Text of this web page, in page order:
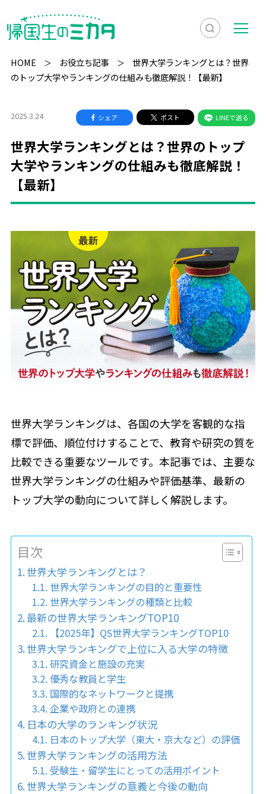
検
索
を
示
メ
ニ
HOME お役立ち記事
世界大学ランキングとは？世界
のトップ大学やランキングの仕組みも徹底解説！【最新】
2025.3.24 シェア ポスト LINEで送る
世界大学ランキングとは？世界のトップ
大学やランキングの仕組みも徹底解説！
【最新】
世界大学ランキングは、各国の大学を客観的な指
標で評価、順位付けすることで、教育や研究の質を
比較できる重要なツールです。本記事では、主要な
世界大学ランキングの仕組みや評価基準、最新の
トップ大学の動向について詳しく解説します。
目次
世界大学ランキングとは？
世界大学ランキングの目的と重要性
世界大学ランキングの種類と比較
最新の世界大学ランキングTOP10
【2025年】QS世界大学ランキングTOP10
世界大学ランキングで上位に入る大学の特徴
研究資金と施設の充実
優秀な教員と学生
国際的なネットワークと提携
企業や政府との連携
日本の大学のランキング状況
日本のトップ大学（東大・京大など）の評価
世界大学ランキングの活用方法
受験生・留学生にとっての活用ポイント
世界大学ランキングの意義と今後の動向